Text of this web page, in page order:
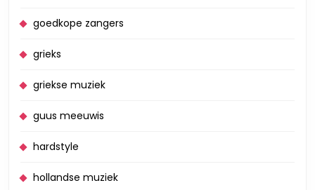
goedkope zangers
grieks
griekse muziek
guus meeuwis
hardstyle
hollandse muziek